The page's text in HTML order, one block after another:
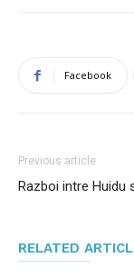
Facebook
Previous article
Razboi intre Huidu
RELATED